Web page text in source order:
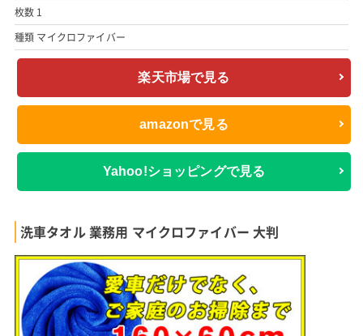
枚数 1
種類 マイクロファイバー
楽天市場で見る
amazonで見る
Yahoo!ショッピングで見る
洗車タオル 業務用 マイクロファイバー 大判